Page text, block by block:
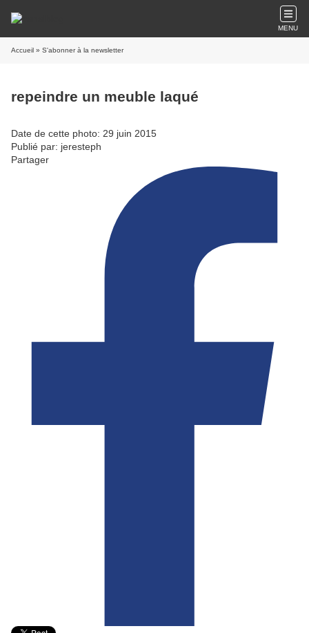
MENU
Accueil » S'abonner à la newsletter
repeindre un meuble laqué
Date de cette photo: 29 juin 2015
Publié par: jeresteph
Partager